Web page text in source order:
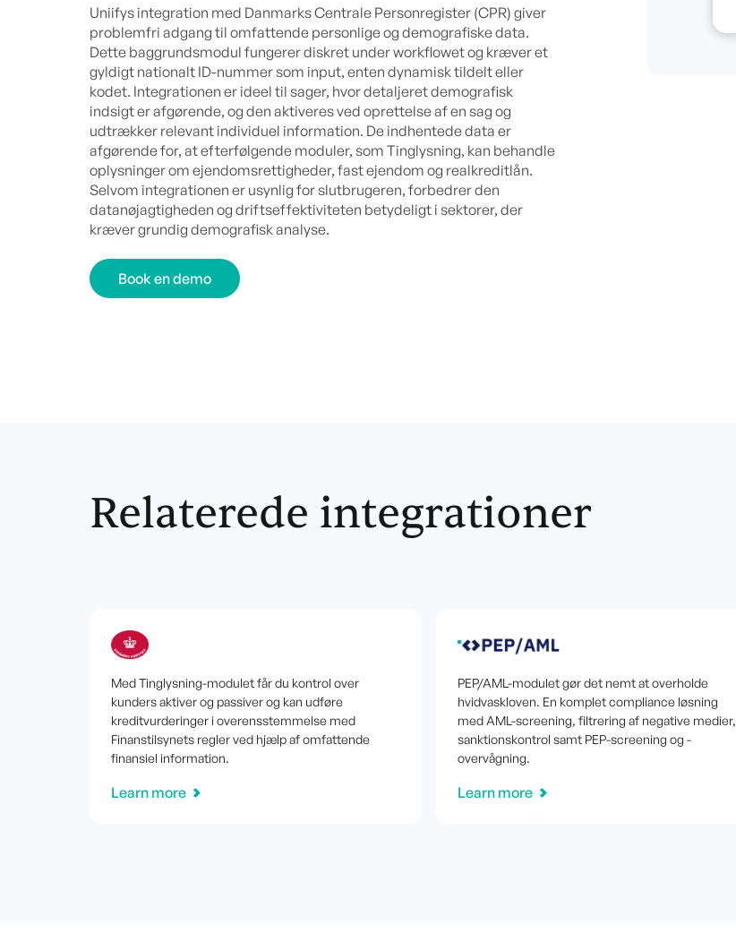
Uniifys integration med Danmarks Centrale Personregister (CPR) giver
problemfri adgang til omfattende personlige og demografiske data.
Dette baggrundsmodul fungerer diskret under workflowet og kræver et
gyldigt nationalt ID-nummer som input, enten dynamisk tildelt eller
kodet. Integrationen er ideel til sager, hvor detaljeret demografisk
indsigt er afgørende, og den aktiveres ved oprettelse af en sag og
udtrækker relevant individuel information. De indhentede data er
afgørende for, at efterfølgende moduler, som Tinglysning, kan behandle
oplysninger om ejendomsrettigheder, fast ejendom og realkreditlån.
Selvom integrationen er usynlig for slutbrugeren, forbedrer den
datanøjagtigheden og driftseffektiviteten betydeligt i sektorer, der
kræver grundig demografisk analyse.
Book en demo
Relaterede integrationer
Med Tinglysning-modulet får du kontrol over
kunders aktiver og passiver og kan udføre
kreditvurderinger i overensstemmelse med
Finanstilsynets regler ved hjælp af omfattende
finansiel information.
Learn more
PEP/AML-modulet gør det nemt at overholde
hvidvaskloven. En komplet compliance løsning
med AML-screening, filtrering af negative medier,
sanktionskontrol samt PEP-screening og -
overvågning.
Learn more